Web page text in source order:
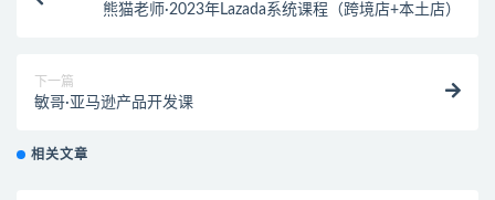
熊猫老师·2023年Lazada系统课程（跨境店+本土店）
下一篇
敏哥·亚马逊产品开发课
相关文章